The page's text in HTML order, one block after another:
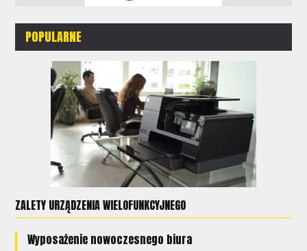
POPULARNE
ZALETY URZĄDZENIA WIELOFUNKCYJNEGO
Wyposażenie nowoczesnego biura